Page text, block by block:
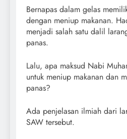
Bernapas dalam gelas
dengan meniup makanan.
menjadi salah satu dalil
panas.
Lalu, apa maksud Nabi
untuk meniup makanan dan
panas?
Ada penjelasan ilmiah dari
SAW tersebut.